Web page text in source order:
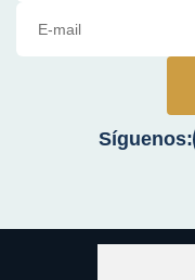
Síguenos: